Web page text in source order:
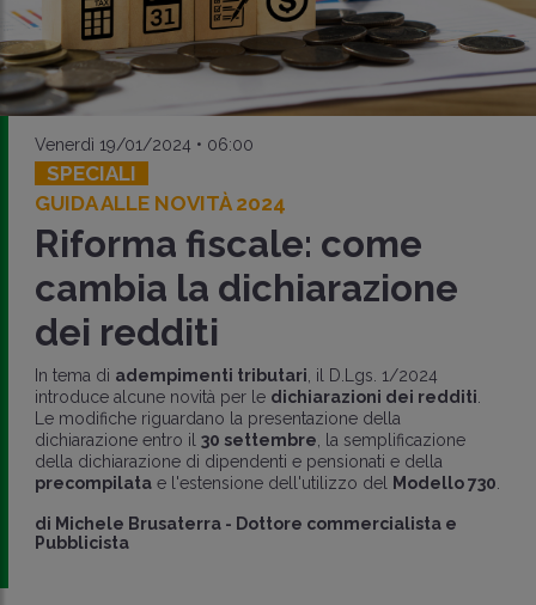
Venerdì 19/01/2024 • 06:00
SPECIALI
GUIDA ALLE NOVITÀ 2024
Riforma fiscale: come
cambia la dichiarazione
dei redditi
In tema di adempimenti tributari , il D.Lgs. 1/2024
introduce alcune novità per le dichiarazioni dei redditi
Le modifiche riguardano la presentazione della
dichiarazione entro il 30 settembre , la semplificazione
della dichiarazione di dipendenti e pensionati e della
precompilatae l'estensione dell'utilizzo del Modello 730
di Michele Brusaterra - Dottore commercialista e
Pubblicista